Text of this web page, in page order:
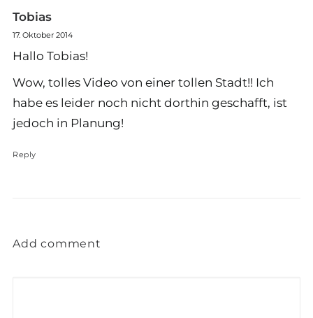
Tobias
17. Oktober 2014
Hallo Tobias!
Wow, tolles Video von einer tollen Stadt!! Ich
habe es leider noch nicht dorthin geschafft, ist
jedoch in Planung!
Reply
Add comment